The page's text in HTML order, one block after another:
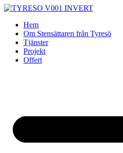
Skip
contentHem
Om Stensättaren från Tyresö
Tjänster
Projekt
Offert